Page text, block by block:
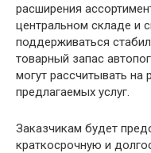
расширения
центральном складе и
поддерживаться
товарный запас
могут рассчитывать на
предлагаемых услуг.
Заказчикам будет
краткосрочную и